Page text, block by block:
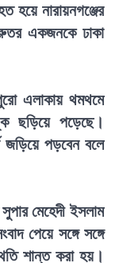
নারায়নগঞ্জের
একজনকে ঢাকা
এলাকায় থমথমে
ছড়িয়ে পড়েছে।
জড়িয়ে পড়বেন বলে
মেহেদী ইসলাম
পেয়ে সঙ্গে সঙ্গে
শান্ত করা হয়।